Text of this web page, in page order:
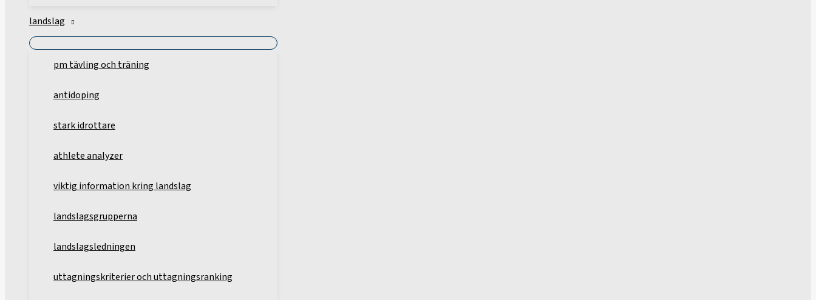
landslag
pm tävling och träning
antidoping
stark idrottare
athlete analyzer
viktig information kring landslag
landslagsgrupperna
landslagsledningen
uttagningskriterier och uttagningsranking